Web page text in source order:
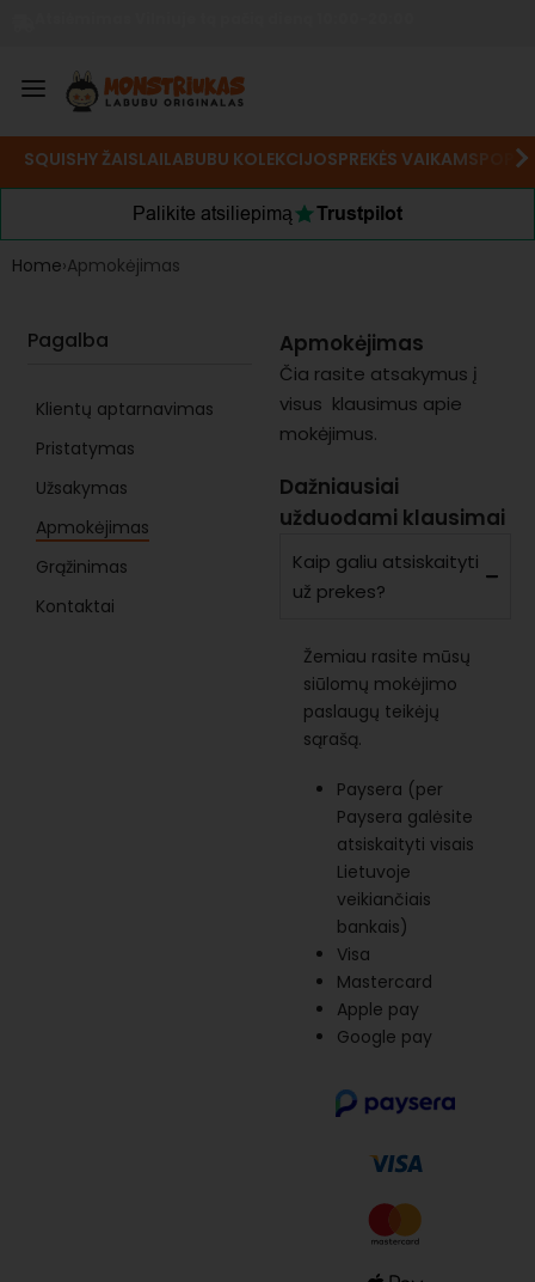
SQUISHY ŽAISLAILABUBU KOLEKCIJOSPREKĖS VAIKAMSPOP
Palikite atsiliepimą Trustpilot
Home›Apmokėjimas
Pagalba
Klientų aptarnavimas
Pristatymas
Užsakymas
Apmokėjimas
Grąžinimas
Kontaktai
Apmokėjimas
Čia rasite atsakymus į
visus klausimus apie
mokėjimus.
Dažniausiai
užduodami klausimai
Kaip galiu atsiskaityti
už prekes?
Žemiau rasite mūsų
siūlomų mokėjimo
paslaugų teikėjų
sąrašą.
Paysera (per
Paysera galėsite
atsiskaityti visais
Lietuvoje
veikiančiais
bankais)
Visa
Mastercard
Apple pay
Google pay